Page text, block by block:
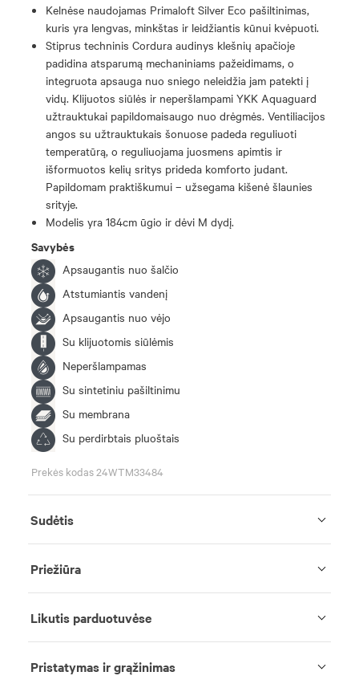
Kelnėse naudojamas Primaloft Silver Eco pašiltinimas,
kuris yra lengvas, minkštas ir leidžiantis kūnui kvėpuoti.
Stiprus techninis Cordura audinys klešnių apačioje
padidina atsparumą mechaniniams pažeidimams, o
integruota apsauga nuo sniego neleidžia jam patekti į
vidų. Klijuotos siūlės ir neperšlampami YKK Aquaguard
užtrauktukai papildomaisaugo nuo drėgmės. Ventiliacijos
angos su užtrauktukais šonuose padeda reguliuoti
temperatūrą, o reguliuojama juosmens apimtis ir
išformuotos kelių sritys prideda komforto judant.
Papildomam praktiškumui – užsegama kišenė šlaunies
srityje.
Modelis yra 184cm ūgio ir dėvi M dydį.
Savybės
Apsaugantis nuo šalčio
Atstumiantis vandenį
Apsaugantis nuo vėjo
Su klijuotomis siūlėmis
Neperšlampamas
Su sintetiniu pašiltinimu
Su membrana
Su perdirbtais pluoštais
Prekės kodas 24WTM33484
Sudėtis
Priežiūra
Likutis parduotuvėse
Pristatymas ir grąžinimas